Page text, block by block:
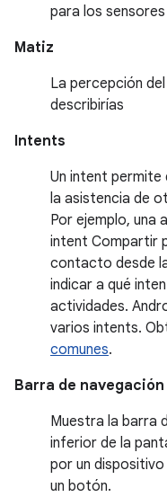
para los
Matiz
La percepción
describirías
Intents
Un intent permite
la asistencia de
Por ejemplo, una
intent Compartir
contacto desde
indicar a qué
actividades.
varios intents.
comunes.
Barra de navegación
Muestra la barra
inferior de la
por un
un botón.